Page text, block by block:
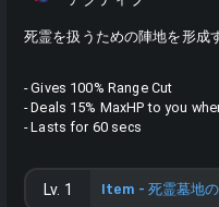
死霊を扱うための陣地を形成
- Gives 100% Range Cut
- Deals 15% MaxHP to you
- Lasts for 60 secs
Lv. 1 Item - 死霊墓地